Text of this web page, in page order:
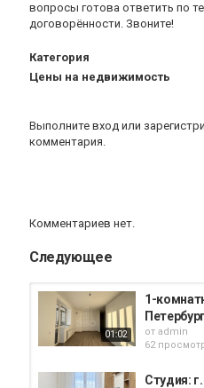
вопросы готова ответить по
договорённости. Звоните!
Категория
Цены на недвижимость
Выполните вход или
комментария.
Комментариев нет.
Следующее
01:02
1-
от admin
62
Студия: